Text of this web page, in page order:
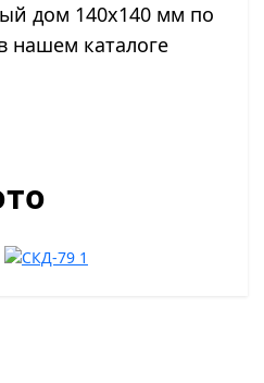
дом 140х140 мм по
нашем каталоге